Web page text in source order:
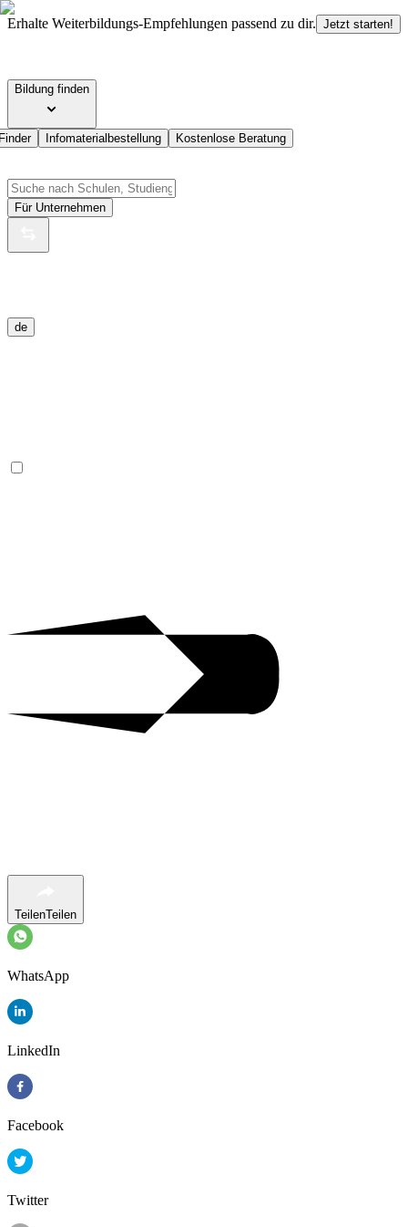
Erhalte Weiterbildungs-Empfehlungen passend zu dir. Jetzt starten!
Bildung finden
Infomaterialbestellung Kostenlose Beratung
Für Unternehmen
de
TeilenTeilen
WhatsApp
LinkedIn
Facebook
Twitter